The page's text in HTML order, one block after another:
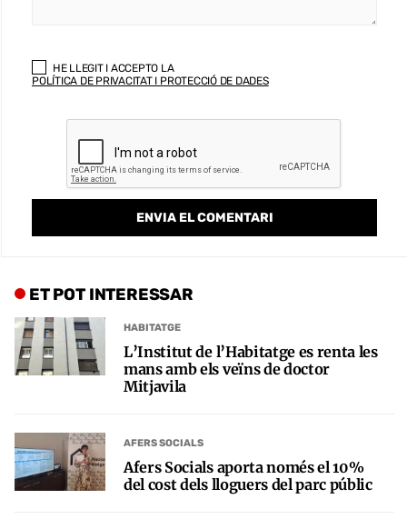
HE LLEGIT I ACCEPTO LA
POLÍTICA DE PRIVACITAT I PROTECCIÓ DE DADES
ET POT INTERESSAR
HABITATGE
L’Institut de l’Habitatge es renta les
mans amb els veïns de doctor
Mitjavila
AFERS SOCIALS
Afers Socials aporta només el 10%
del cost dels lloguers del parc públic